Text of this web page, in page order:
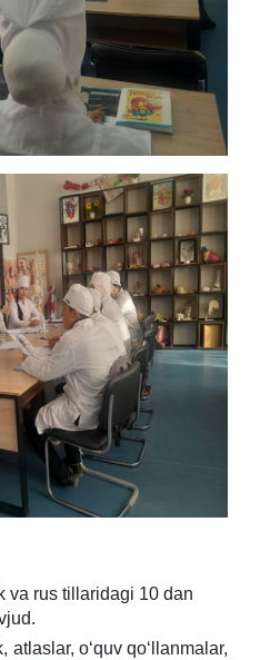
va rus tillaridagi 10 dan
o‘quv qo‘llanmalar,